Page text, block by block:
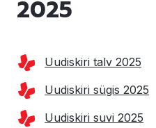
2025
Uudiskiri talv 2025
Uudiskiri sügis 2025
Uudiskiri suvi 2025